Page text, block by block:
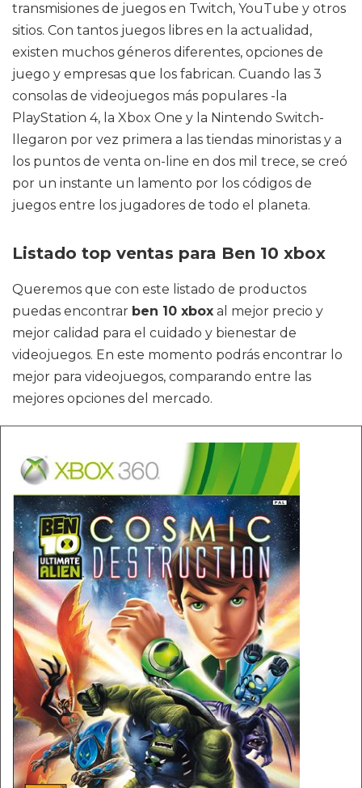
transmisiones de juegos en Twitch, YouTube y otros
sitios. Con tantos juegos libres en la actualidad,
existen muchos géneros diferentes, opciones de
juego y empresas que los fabrican. Cuando las 3
consolas de videojuegos más populares -la
PlayStation 4, la Xbox One y la Nintendo Switch-
llegaron por vez primera a las tiendas minoristas y a
los puntos de venta on-line en dos mil trece, se creó
por un instante un lamento por los códigos de
juegos entre los jugadores de todo el planeta.
Listado top ventas para Ben 10 xbox
Queremos que con este listado de productos
puedas encontrar ben 10 xbox al mejor precio y
mejor calidad para el cuidado y bienestar de
videojuegos. En este momento podrás encontrar lo
mejor para videojuegos, comparando entre las
mejores opciones del mercado.